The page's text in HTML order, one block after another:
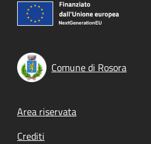
Comune di Rosora
Footer menu
Area riservata
Crediti